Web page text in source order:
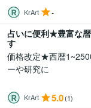
KrArt -
占いに便利★豊富な
す
価格改定★西暦
ーや研究に
KrArt 5.0(1)